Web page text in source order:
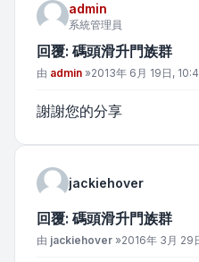
admin
系統管理員
回覆: 碼頭滑升門族群
文章
由 admin »2013年 6月 19日,
謝謝您的分享
jackiehover
回覆: 碼頭滑升門族群
文章
由 jackiehover »2016年 3月 29